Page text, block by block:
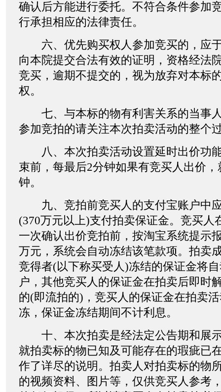
确认后方能进行委托。不符合条件参加
行承担相应的法律责任。
六、优先购买权人参加竞买的，应于
向本院提交合法有效的证明，资格经法
竞买，逾期不提交的，视为放弃对本标
权。
七、与本标的物有利害关系的当事
参加竞拍的请关注本次拍卖活动的整个
八、本次拍卖活动设置延时出价功
束前，每最后2分钟如果有竞买人出价
钟。
九、竞拍前竞买人的支付宝账户中
(370万元以上)支付拍卖保证金。竞买人
一次确认出价竞拍前，按淘宝系统提示
万元，系统会自动冻结该笔款项。拍卖
竞得者(以下称买受人)冻结的保证金将
户，其他竞买人的保证金在拍卖后即时
的(即流拍的)，竞买人的保证金在拍卖
冻，保证金冻结期间不计利息。
十、本次拍卖是经法定公告期和展
就拍卖标的物已知及可能存在的瑕疵已
作了详尽的说明。拍卖人对拍卖标的物
的视频资料、图片等，仅供竞买人参考